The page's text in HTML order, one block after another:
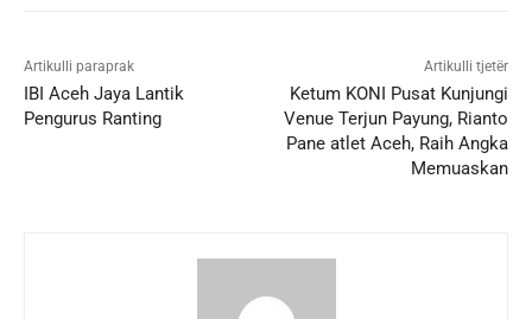
Artikulli paraprak
IBI Aceh Jaya Lantik
Pengurus Ranting
Artikulli tjetër
Ketum KONI Pusat Kunjungi
Venue Terjun Payung, Rianto
Pane atlet Aceh, Raih Angka
Memuaskan